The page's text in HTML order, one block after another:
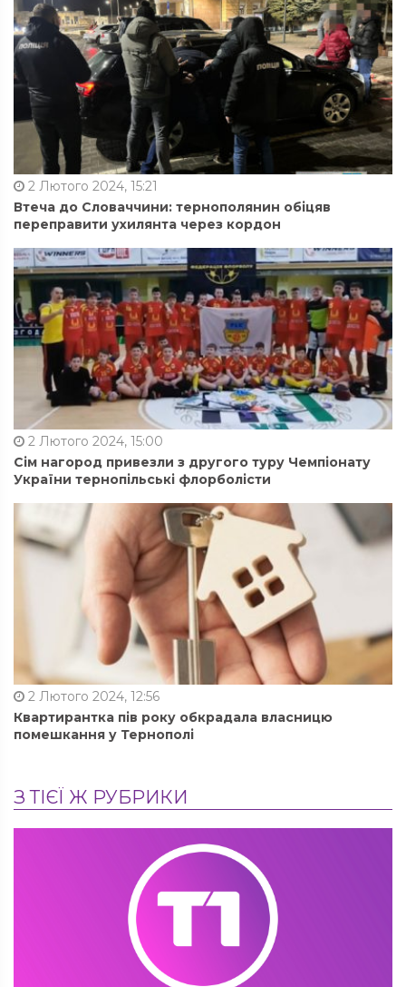
2 Лютого 2024, 15:21
Втеча до Словаччини: тернополянин обіцяв
переправити ухилянта через кордон
2 Лютого 2024, 15:00
Сім нагород привезли з другого туру Чемпіонату
України тернопільські флорболісти
2 Лютого 2024, 12:56
Квартирантка пів року обкрадала власницю
помешкання у Тернополі
З ТІЄЇ Ж РУБРИКИ